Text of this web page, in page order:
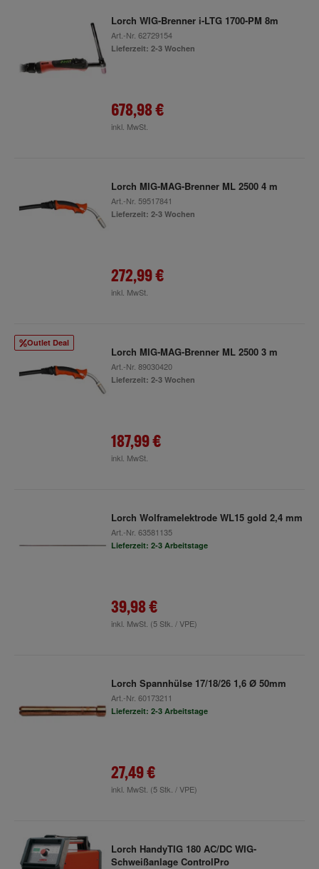
Lorch WIG-Brenner i-LTG 1700-PM 8m
Art.-Nr. 62729154
Lieferzeit: 2-3 Wochen
678,98 €
inkl. MwSt.
Lorch MIG-MAG-Brenner ML 2500 4 m
Art.-Nr. 59517841
Lieferzeit: 2-3 Wochen
272,99 €
inkl. MwSt.
Outlet Deal
Lorch MIG-MAG-Brenner ML 2500 3 m
Art.-Nr. 89030420
Lieferzeit: 2-3 Wochen
187,99 €
inkl. MwSt.
Lorch Wolframelektrode WL15 gold 2,4 mm
Art.-Nr. 63581135
Lieferzeit: 2-3 Arbeitstage
39,98 €
inkl. MwSt. (5 Stk. / VPE)
Lorch Spannhülse 17/18/26 1,6 Ø 50mm
Art.-Nr. 60173211
Lieferzeit: 2-3 Arbeitstage
27,49 €
inkl. MwSt. (5 Stk. / VPE)
Lorch HandyTIG 180 AC/DC WIG-
Schweißanlage ControlPro